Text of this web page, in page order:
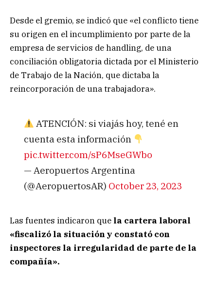
Desde el gremio, se indicó que «el conflicto tiene
su origen en el incumplimiento por parte de la
empresa de servicios de handling, de una
conciliación obligatoria dictada por el Ministerio
de Trabajo de la Nación, que dictaba la
reincorporación de una trabajadora».
​ ATENCIÓN: si viajás hoy, tené en
cuenta esta información ​
pic.twitter.com/sP6MseGWbo
— Aeropuertos Argentina
(@AeropuertosAR) October 23, 2023
Las fuentes indicaron que la cartera laboral
«fiscalizó la situación y constató con
inspectores la irregularidad de parte de la
compañía».